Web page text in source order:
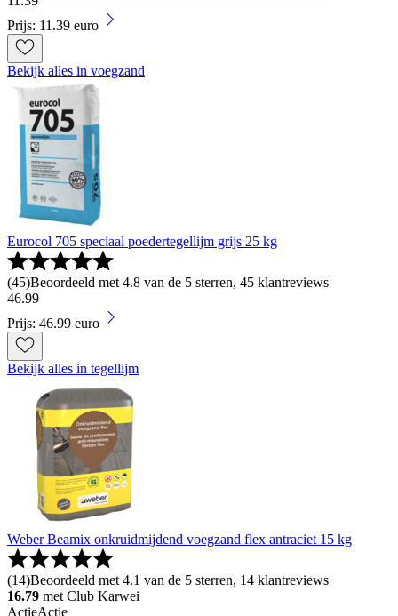
Prijs: 11.39 euro
Bekijk alles in voegzand
Eurocol 705 speciaal poedertegellijm grijs 25 kg
(45)Beoordeeld met 4.8 van de 5 sterren, 45 klantreviews
46.99
Prijs: 46.99 euro
Bekijk alles in tegellijm
Weber Beamix onkruidmijdend voegzand flex antraciet 15 kg
(14)Beoordeeld met 4.1 van de 5 sterren, 14 klantreviews
16.79 met Club Karwei
ActieActie